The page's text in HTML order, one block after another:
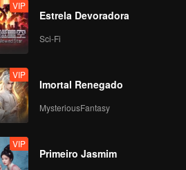
VIP
Estrela Devoradora
Sci-Fi
VIP
Imortal Renegado
MysteriousFantasy
VIP
Primeiro Jasmim